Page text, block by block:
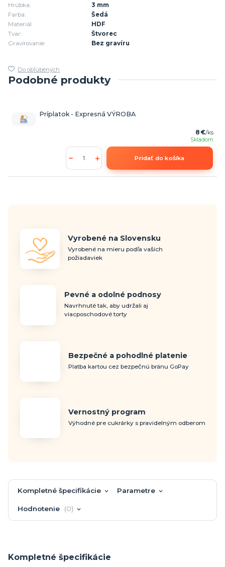
Hrúbka:
3 mm
Farba:
Šedá
Materiál:
HDF
Tvar:
Štvorec
Gravírovanie:
Bez gravíru
Do obľúbených
Podobné produkty
Príplatok - Expresná VÝROBA
8 €/ks
Skladom
Pridať do košíka
Vyrobené na Slovensku
Vyrobené na mieru podľa vašich
požiadaviek
Pevné a odolné podnosy
Navrhnuté tak, aby udržali aj
viacposchodové torty
Bezpečné a pohodlné platenie
Platba kartou cez bezpečnú bránu GoPay
Vernostný program
Výhodné pre cukrárky s pravidelným odberom
Kompletné špecifikácie Parametre
Hodnotenie 0
Kompletné špecifikácie